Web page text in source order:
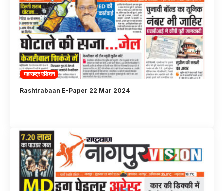
महाराष्ट्र एडिशन
Rashtrabaan E-Paper 22 Mar 2024